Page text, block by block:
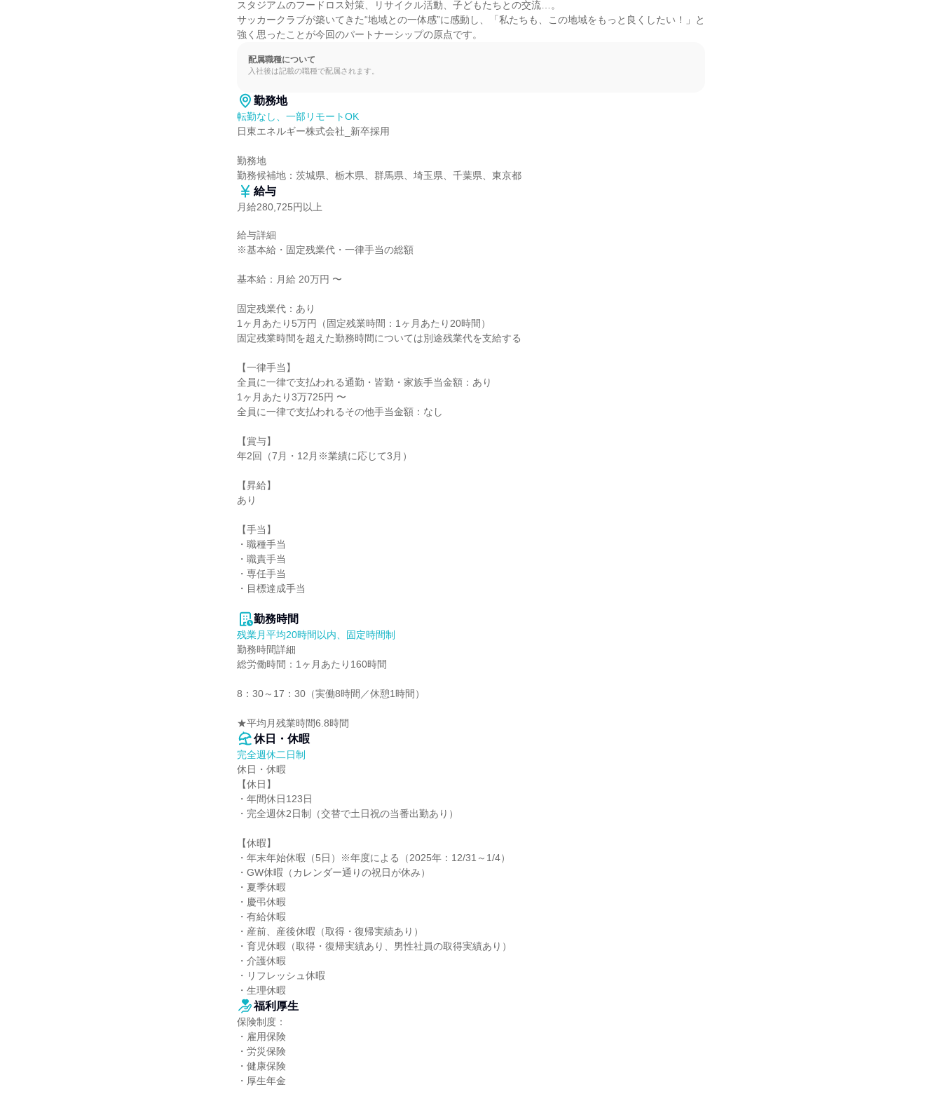
スタジアムのフードロス対策、リサイクル活動、子どもたちとの交流…。
サッカークラブが築いてきた“地域との一体感”に感動し、「私たちも、この地域をもっと良くしたい！」と
強く思ったことが今回のパートナーシップの原点です。
配属職種について
入社後は記載の職種で配属されます。
勤務地
転勤なし、一部リモートOK
日東エネルギー株式会社_新卒採用
勤務地
勤務候補地：茨城県、栃木県、群馬県、埼玉県、千葉県、東京都
給与
月給280,725円以上
給与詳細
※基本給・固定残業代・一律手当の総額
基本給：月給 20万円 〜
固定残業代：あり
1ヶ月あたり5万円（固定残業時間：1ヶ月あたり20時間）
固定残業時間を超えた勤務時間については別途残業代を支給する
【一律手当】
全員に一律で支払われる通勤・皆勤・家族手当金額：あり
1ヶ月あたり3万725円 〜
全員に一律で支払われるその他手当金額：なし
【賞与】
年2回（7月・12月※業績に応じて3月）
【昇給】
あり
【手当】
・職種手当
・職責手当
・専任手当
・目標達成手当
勤務時間
残業月平均20時間以内、固定時間制
勤務時間詳細
総労働時間：1ヶ月あたり160時間
8：30～17：30（実働8時間／休憩1時間）
★平均月残業時間6.8時間
休日・休暇
完全週休二日制
休日・休暇
【休日】
・年間休日123日
・完全週休2日制（交替で土日祝の当番出勤あり）
【休暇】
・年末年始休暇（5日）※年度による（2025年：12/31～1/4）
・GW休暇（カレンダー通りの祝日が休み）
・夏季休暇
・慶弔休暇
・有給休暇
・産前、産後休暇（取得・復帰実績あり）
・育児休暇（取得・復帰実績あり、男性社員の取得実績あり）
・介護休暇
・リフレッシュ休暇
・生理休暇
福利厚生
保険制度：
・雇用保険
・労災保険
・健康保険
・厚生年金